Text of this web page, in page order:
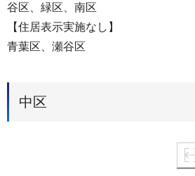
谷区、緑区、南区
【住居表示実施なし】
青葉区、瀬谷区
中区